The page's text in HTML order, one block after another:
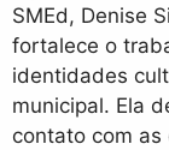
SMEd, Denise
fortalece o
identidades
municipal. Ela
contato com